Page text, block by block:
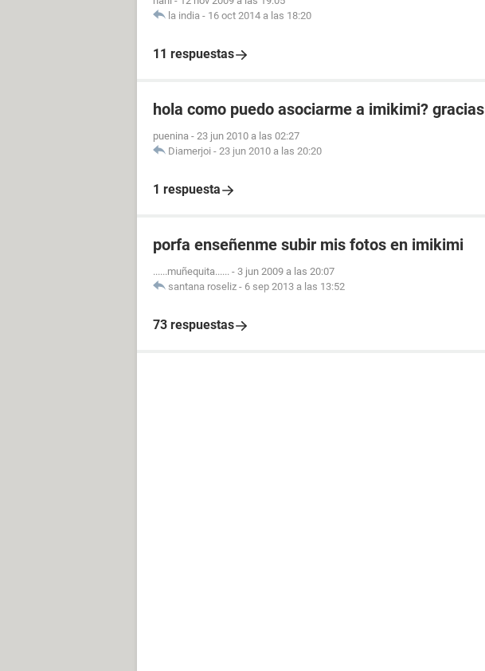
la india - 16 oct 2014 a las 18:20
11 respuestas
hola como puedo asociarme a imikimi? gracias
puenina - 23 jun 2010 a las 02:27
Diamerjoi - 23 jun 2010 a las 20:20
1 respuesta
porfa enseñenme subir mis fotos en imikimi
......muñequita...... - 3 jun 2009 a las 20:07
santana roseliz - 6 sep 2013 a las 13:52
73 respuestas